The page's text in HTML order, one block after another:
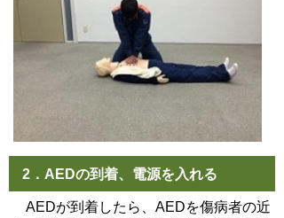
2．AEDの到着、電源を入れる
AEDが到着したら、AEDを傷病者の近